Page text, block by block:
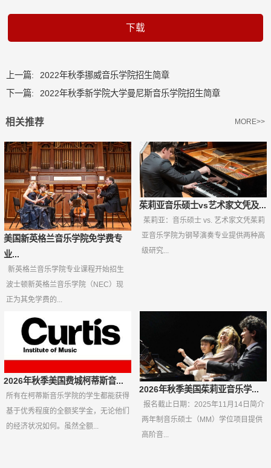
下载
上一篇:
2022年秋季挪威音乐学院招生简章
下一篇:
2022年秋季新学院大学曼尼斯音乐学院招生简章
相关推荐 MORE>>
美国新英格兰音乐学院免学费专
业...
新英格兰音乐学院专业课程开始招生
波士顿新英格兰音乐学院（NEC）现
正为其免学费的...
茱莉亚音乐硕士vs艺术家文凭及...
茱莉亚：音乐硕士 vs. 艺术家文凭茱莉
亚音乐学院为钢琴演奏专业提供两种高
级研究...
2026年秋季美国费城柯蒂斯音...
所有在柯蒂斯音乐学院的学生都能获得
基于优秀程度的全额奖学金，无论他们
的经济状况如何。虽然全额...
2026年秋季美国茱莉亚音乐学...
报名截止日期：2025年11月14日简介
两年制音乐硕士（MM）学位项目提供
高阶音...